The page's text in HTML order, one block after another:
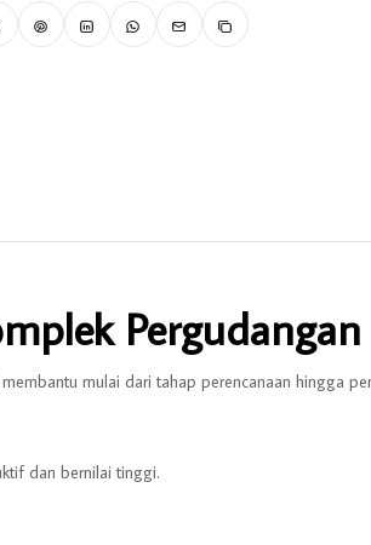
Pergudangan
mulai dari tahap perencanaan hingga
dan bernilai tinggi.